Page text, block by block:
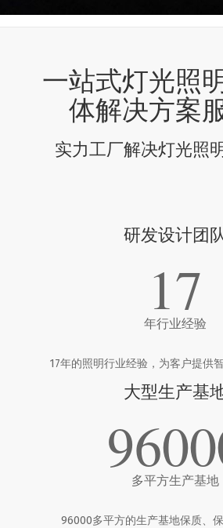
一站式灯光照
体解决方案
实力工厂解决灯光照
研发设计团
17
年行业经验
17年的照明行业经验，为客户提供
大型生产基
多平方生产基地
96000多平方的生产基地保质、保